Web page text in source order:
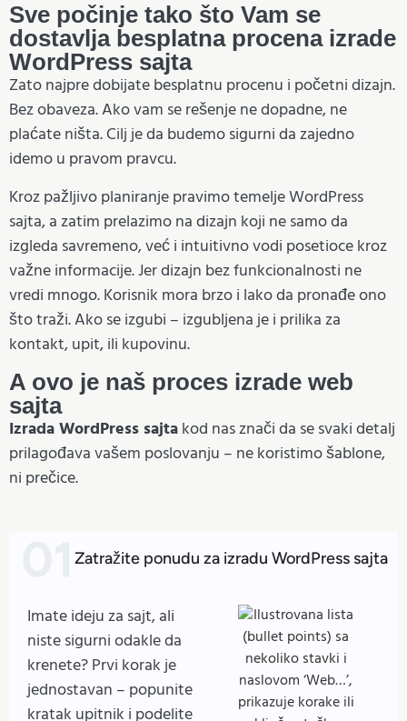
Sve počinje tako što Vam se
dostavlja besplatna procena izrade
WordPress sajta
Zato najpre dobijate besplatnu procenu i početni dizajn.
Bez obaveza. Ako vam se rešenje ne dopadne, ne
plaćate ništa. Cilj je da budemo sigurni da zajedno
idemo u pravom pravcu.
Kroz pažljivo planiranje pravimo temelje WordPress
sajta, a zatim prelazimo na dizajn koji ne samo da
izgleda savremeno, već i intuitivno vodi posetioce kroz
važne informacije. Jer dizajn bez funkcionalnosti ne
vredi mnogo. Korisnik mora brzo i lako da pronađe ono
što traži. Ako se izgubi – izgubljena je i prilika za
kontakt, upit, ili kupovinu.
A ovo je naš proces izrade web
sajta
Izrada WordPress sajtakod nas znači da se svaki detalj
prilagođava vašem poslovanju – ne koristimo šablone,
ni prečice.
Zatražite ponudu za izradu WordPress sajta
Imate ideju za sajt, ali
niste sigurni odakle da
krenete? Prvi korak je
jednostavan – popunite
kratak upitnik i podelite